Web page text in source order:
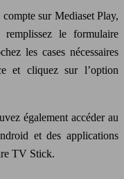
sur Mediaset Play,
le formulaire
les cases nécessaires
et cliquez sur l’option
également accéder au
et des applications
TV Stick.